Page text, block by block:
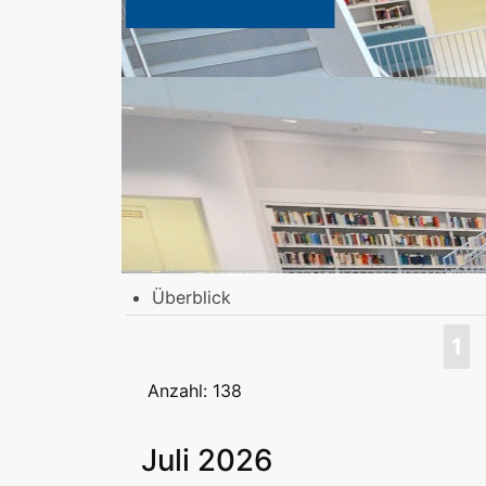
Überblick
Kinder |
Erwachsene
1
Anzahl: 138
Juli 2026